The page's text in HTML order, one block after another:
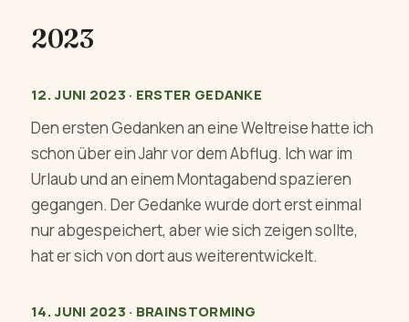
2023
12. JUNI 2023 · ERSTER GEDANKE
Den ersten Gedanken an eine Weltreise hatte ich
schon über ein Jahr vor dem Abflug. Ich war im
Urlaub und an einem Montagabend spazieren
gegangen. Der Gedanke wurde dort erst einmal
nur abgespeichert, aber wie sich zeigen sollte,
hat er sich von dort aus weiterentwickelt.
14. JUNI 2023 · BRAINSTORMING